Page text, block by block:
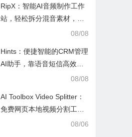
RipX：智能AI音频制作工作
站，轻松拆分混音素材，助
08/08
Hints：便捷智能的CRM管理
AI助手，靠语音短信高效办
08/08
AI Toolbox Video Splitter：
免费网页本地视频分割工
具，多模式裁切高清视频且
08/06